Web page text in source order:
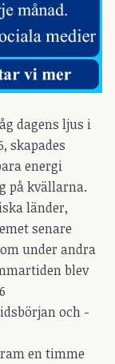
dagens ljus i
skapades
energi
på kvällarna.
länder,
senare
under andra
blev
och -
en timme